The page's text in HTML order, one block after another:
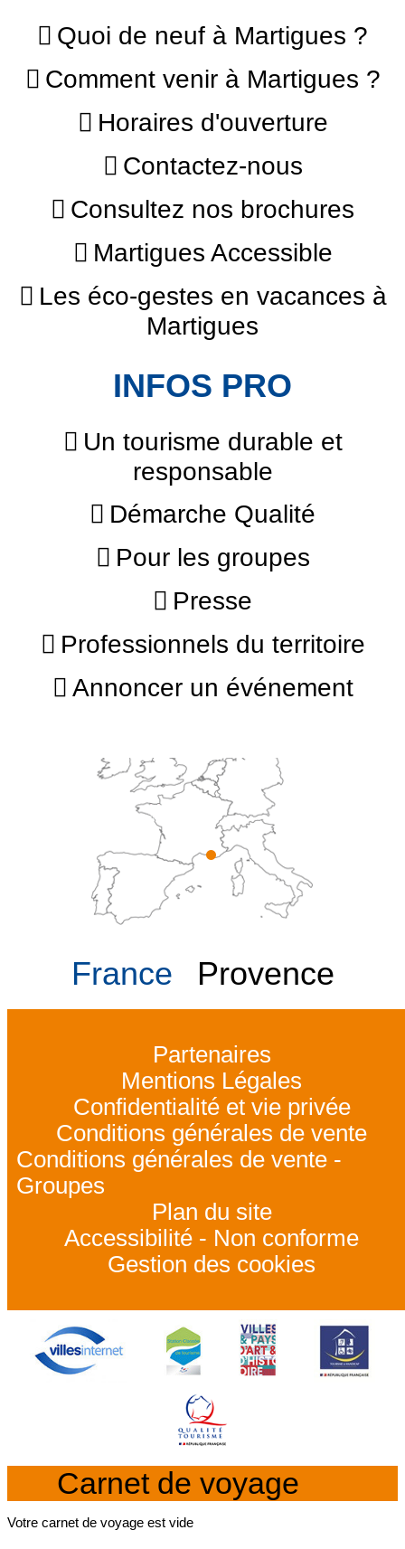
Quoi de neuf à Martigues ?
Comment venir à Martigues ?
Horaires d'ouverture
Contactez-nous
Consultez nos brochures
Martigues Accessible
Les éco-gestes en vacances à
Martigues
INFOS PRO
Un tourisme durable et
responsable
Démarche Qualité
Pour les groupes
Presse
Professionnels du territoire
Annoncer un événement
France Provence
Partenaires
Mentions Légales
Confidentialité et vie privée
Conditions générales de vente
Conditions générales de vente -
Groupes
Plan du site
Accessibilité - Non conforme
Gestion des cookies
Carnet de voyage
Votre carnet de voyage est vide